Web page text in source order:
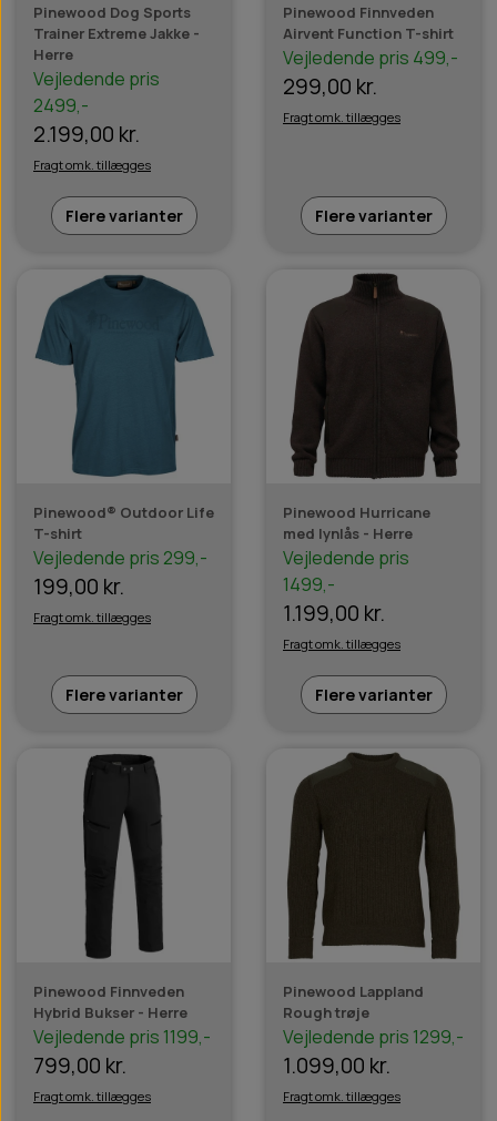
Pinewood Dog Sports
Trainer Extreme Jakke -
Herre
Vejledende pris
2499,-
2.199,00 kr.
Fragt omk. tillægges
Flere varianter
Pinewood Finnveden
Airvent Function T-shirt
Vejledende pris 499,-
299,00 kr.
Fragt omk. tillægges
Flere varianter
Pinewood® Outdoor Life
T-shirt
Vejledende pris 299,-
199,00 kr.
Fragt omk. tillægges
Flere varianter
Pinewood Hurricane
med lynlås - Herre
Vejledende pris
1499,-
1.199,00 kr.
Fragt omk. tillægges
Flere varianter
Pinewood Finnveden
Hybrid Bukser - Herre
Vejledende pris 1199,-
799,00 kr.
Fragt omk. tillægges
Pinewood Lappland
Rough trøje
Vejledende pris 1299,-
1.099,00 kr.
Fragt omk. tillægges